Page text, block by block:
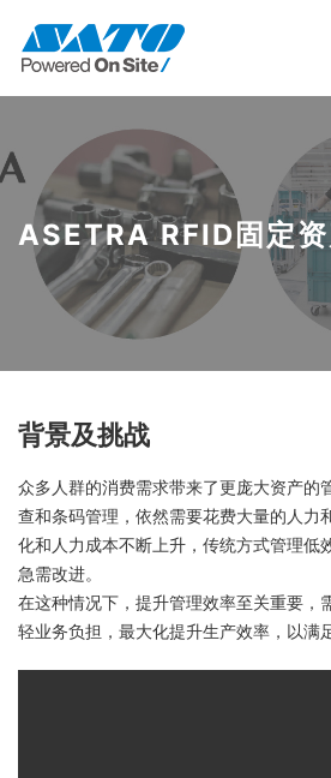
ASETRA RFID固定
背景及挑战
众多人群的消费需求带来了更庞大资产的
查和条码管理，依然需要花费大量的人力
化和人力成本不断上升，传统方式管理低
急需改进。
在这种情况下，提升管理效率至关重要，
轻业务负担，最大化提升生产效率，以满